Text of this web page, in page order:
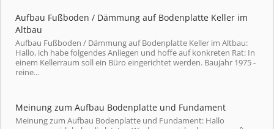
Aufbau Fußboden / Dämmung auf Bodenplatte Keller im
Altbau
Aufbau Fußboden / Dämmung auf Bodenplatte Keller im Altbau:
Hallo, ich habe folgendes Anliegen und hoffe auf konkreten Rat: In
einem Kellerraum soll ein Büro eingerichtet werden. Baujahr 1975 -
reine...
Meinung zum Aufbau Bodenplatte und Fundament
Meinung zum Aufbau Bodenplatte und Fundament: Hallo